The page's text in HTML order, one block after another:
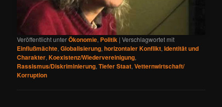
Veröffentlicht unterÖkonomie, Politik |Verschlagwortet mit
Einflußmächte,Globalisierung,horizontaler Konflikt,Identität und
Charakter,Koexistenz/Wiedervereinigung,
Rassismus/Diskriminierung,Tiefer Staat,Vetternwirtschaft/
Korruption